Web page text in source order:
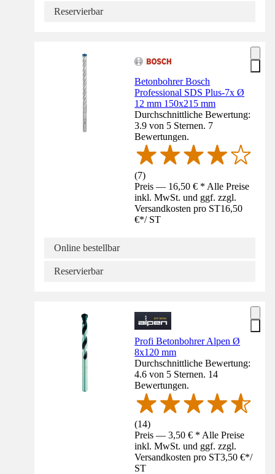
Reservierbar
Betonbohrer Bosch
Professional SDS Plus-7x Ø
12 mm 150x215 mm
Durchschnittliche Bewertung:
3.9 von 5 Sternen. 7
Bewertungen.
(7)
Preis — 16,50 € * Alle Preise
inkl. MwSt. und ggf. zzgl.
Versandkosten pro ST16,50
€*/ ST
Online bestellbar
Reservierbar
Profi Betonbohrer Alpen Ø
8x120 mm
Durchschnittliche Bewertung:
4.6 von 5 Sternen. 14
Bewertungen.
(14)
Preis — 3,50 € * Alle Preise
inkl. MwSt. und ggf. zzgl.
Versandkosten pro ST3,50 €*/
ST